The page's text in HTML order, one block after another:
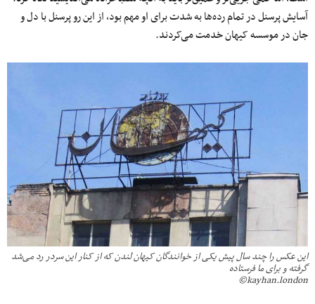
آسایش پرسنل در تمام رده‌ها به شدت برای او مهم بود، از این رو پرسنل با دل و
جان در موسسه کیهان خدمت می‌کردند.
این عکس را چند سال پیش یکی از خوانندگان کیهان لندن که از کنار این سردر رد می‌شد
گرفته و برای ما فرستاده
kayhan.london©